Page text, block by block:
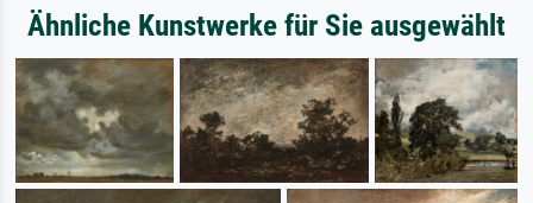
Ähnliche Kunstwerke für Sie ausgewählt